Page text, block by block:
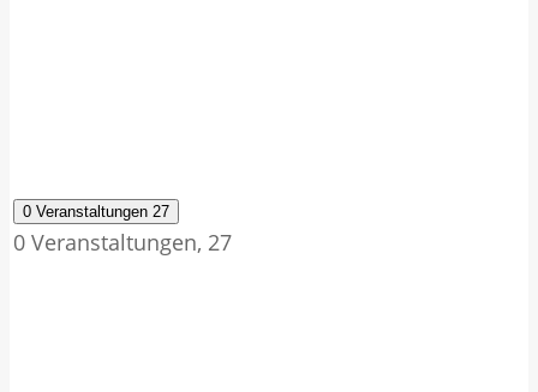
0 Veranstaltungen 27
0 Veranstaltungen, 27